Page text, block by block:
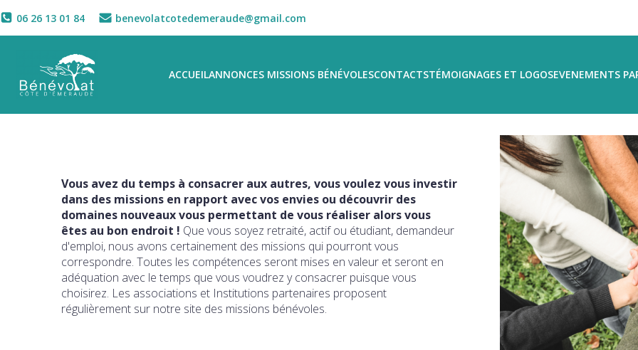
06 26 13 01 84 benevolatcotedemeraude@gmail.com
ACCUEILANNONCES MISSIONS BÉNÉVOLESCONTACTSTÉMOIGNAGES ET LOGOSEVENEMENTS
Vous avez du temps à consacrer aux autres, vous voulez vous investir
dans des missions en rapport avec vos envies ou découvrir des
domaines nouveaux vous permettant de vous réaliser alors vous
êtes au bon endroit ! Que vous soyez retraité, actif ou étudiant, demandeur
d'emploi, nous avons certainement des missions qui pourront vous
correspondre. Toutes les compétences seront mises en valeur et seront en
adéquation avec le temps que vous voudrez y consacrer puisque vous
choisirez. Les associations et Institutions partenaires proposent
régulièrement sur notre site des missions bénévoles.